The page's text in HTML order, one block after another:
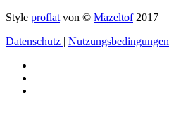
Style proflat von © Mazeltof2017
Datenschutz | Nutzungsbedingungen